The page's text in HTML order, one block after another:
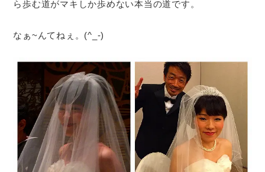
ら歩む道がマキしか歩めない本当の道です。
なぁ~んてねぇ。(^_-)